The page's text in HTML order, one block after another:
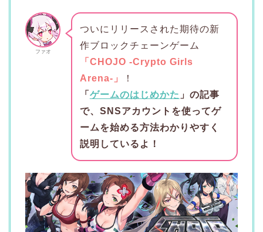
ファオ
ついにリリースされた期待の新
作ブロックチェーンゲーム
「CHOJO -Crypto Girls
Arena-」
！
「 ゲームのはじめかた 」の記事
で、SNSアカウントを使ってゲ
ームを始める方法わかりやすく
説明しているよ！